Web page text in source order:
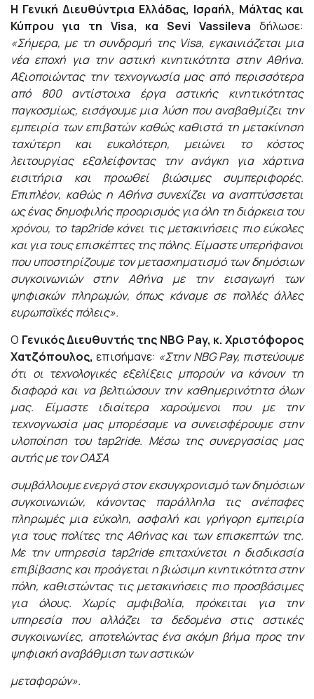
H Γενική Διευθύντρια Ελλάδας, Ισραήλ, Μάλτας και
Κύπρου για τη Visa,
κα Sevi Vassileva δήλωσε:
«Σήμερα, με τη συνδρομή της Visa, εγκαινιάζεται μια
νέα εποχή για την αστική κινητικότητα στην Αθήνα.
Αξιοποιώντας την τεχνογνωσία μας από περισσότερα
από 800 αντίστοιχα έργα αστικής κινητικότητας
παγκοσμίως, εισάγουμε μια λύση που αναβαθμίζει την
εμπειρία των επιβατών καθώς καθιστά τη μετακίνηση
ταχύτερη και ευκολότερη, μειώνει το κόστος
λειτουργίας εξαλείφοντας την ανάγκη για χάρτινα
εισιτήρια και προωθεί βιώσιμες συμπεριφορές.
Επιπλέον, καθώς η Αθήνα συνεχίζει να αναπτύσσεται
ως ένας δημοφιλής προορισμός για όλη τη διάρκεια του
χρόνου, το tap2ride κάνει τις μετακινήσεις πιο εύκολες
και για τους επισκέπτες της πόλης. Είμαστε υπερήφανοι
που υποστηρίζουμε τον μετασχηματισμό των δημόσιων
συγκοινωνιών στην Αθήνα με την εισαγωγή των
ψηφιακών πληρωμών, όπως κάναμε σε πολλές άλλες
ευρωπαϊκές πόλεις».
O Γενικός Διευθυντής της NBG Pay, κ. Χριστόφορος
Χατζόπουλος,επισήμανε: «Στην NBG Pay, πιστεύουμε
ότι οι τεχνολογικές εξελίξεις μπορούν να κάνουν τη
διαφορά και να βελτιώσουν την καθημερινότητα όλων
μας. Είμαστε ιδιαίτερα
χαρούμενοι που με την
τεχνογνωσία μας μπορέσαμε να συνεισφέρουμε στην
υλοποίηση του tap2ride. Μέσω της συνεργασίας μας
αυτής με τον ΟΑΣΑ
συμβάλλουμε ενεργά στον εκσυγχρονισμό των δημόσιων
συγκοινωνιών, κάνοντας παράλληλα τις ανέπαφες
πληρωμές μια εύκολη, ασφαλή και γρήγορη εμπειρία
για τους πολίτες της Αθήνας και των επισκεπτών της.
Με την υπηρεσία tap2ride επιταχύνεται η διαδικασία
επιβίβασης και προάγεται η βιώσιμη κινητικότητα στην
πόλη, καθιστώντας τις μετακινήσεις πιο προσβάσιμες
για όλους. Χωρίς αμφιβολία, πρόκειται για την
υπηρεσία που αλλάζει τα δεδομένα στις αστικές
συγκοινωνίες, αποτελώντας ένα ακόμη βήμα προς την
ψηφιακή αναβάθμιση των αστικών
μεταφορών».